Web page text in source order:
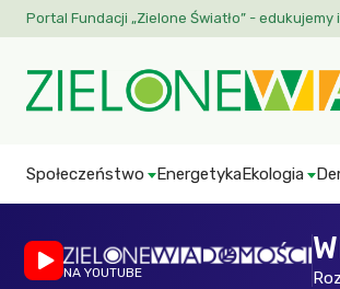
Portal Fundacji „Zielone Światło” -
Społeczeństwo EnergetykaEkologia
NA YOUTUBE